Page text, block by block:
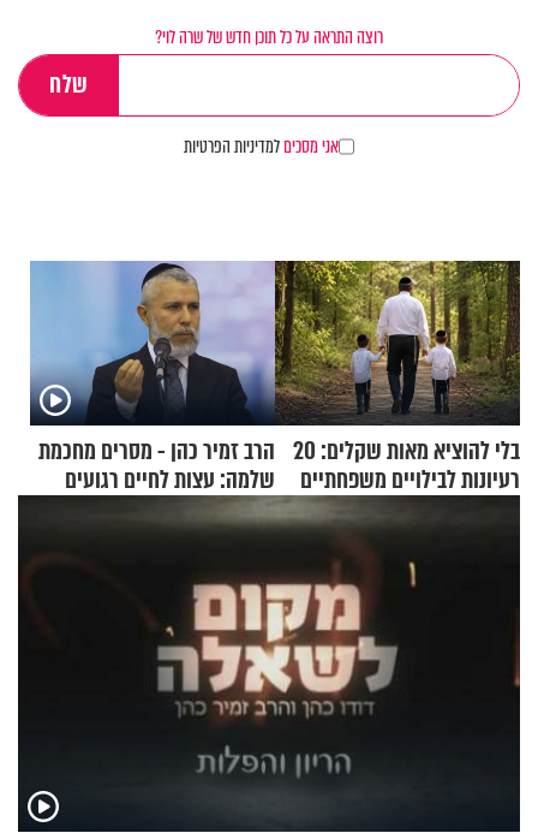
רוצה התראה על כל תוכן חדש של שרה לוי?
אני מסכיםלמדיניות הפרטיות
בלי להוציא מאות שקלים: 20
רעיונות לבילויים משפחתיים
הרב זמיר כהן - מסרים מחכמת
שלמה: עצות לחיים רגועים